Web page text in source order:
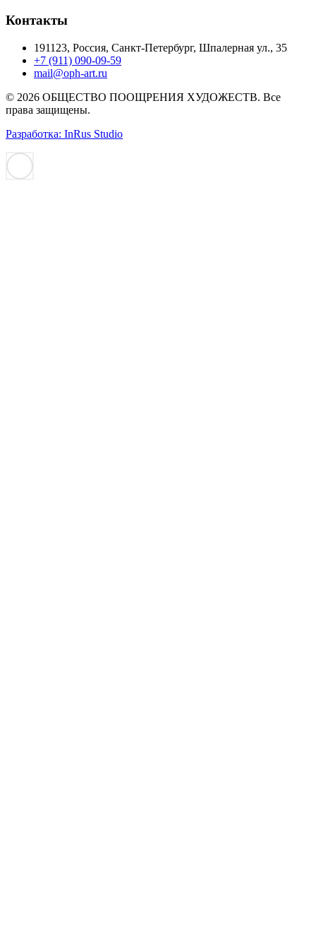
Контакты
191123, Россия, Санкт-Петербург, Шпалерная ул., 35
+7 (911) 090-09-59
mail@oph-art.ru
© 2026 ОБЩЕСТВО ПООЩРЕНИЯ ХУДОЖЕСТВ. Все
права защищены.
Разработка: InRus Studio